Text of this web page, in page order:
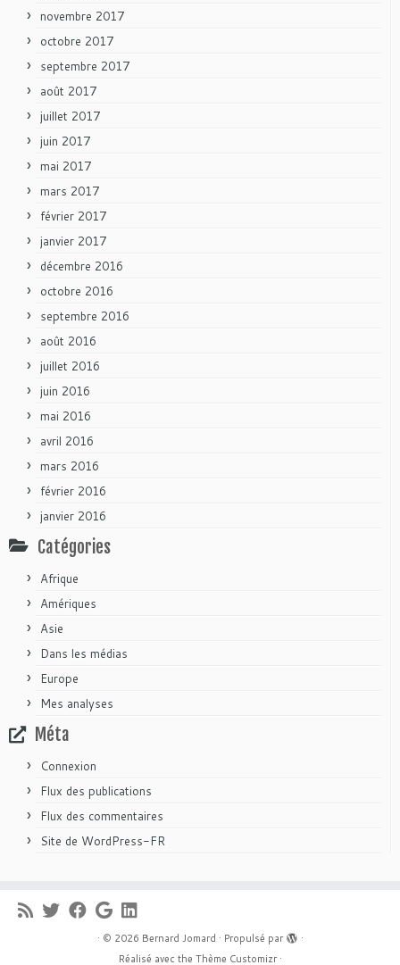
novembre 2017
octobre 2017
septembre 2017
août 2017
juillet 2017
juin 2017
mai 2017
mars 2017
février 2017
janvier 2017
décembre 2016
octobre 2016
septembre 2016
août 2016
juillet 2016
juin 2016
mai 2016
avril 2016
mars 2016
février 2016
janvier 2016
Catégories
Afrique
Amériques
Asie
Dans les médias
Europe
Mes analyses
Méta
Connexion
Flux des publications
Flux des commentaires
Site de WordPress-FR
· © 2026 Bernard Jomard · Propulsé par
·
Réalisé avec the Thème Customizr·